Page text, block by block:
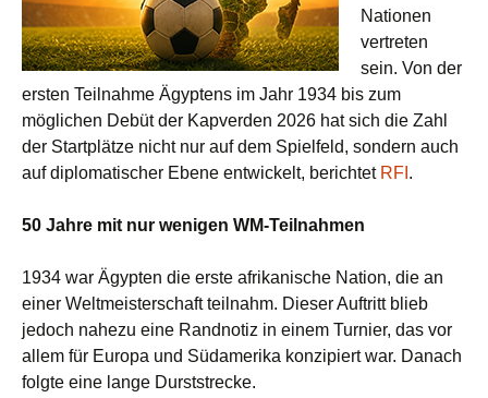
Nationen
vertreten
sein. Von der
ersten Teilnahme Ägyptens im Jahr 1934 bis zum
möglichen Debüt der Kapverden 2026 hat sich die Zahl
der Startplätze nicht nur auf dem Spielfeld, sondern auch
auf diplomatischer Ebene entwickelt, berichtet RFI .
50 Jahre mit nur wenigen WM-Teilnahmen
1934 war Ägypten die erste afrikanische Nation, die an
einer Weltmeisterschaft teilnahm. Dieser Auftritt blieb
jedoch nahezu eine Randnotiz in einem Turnier, das vor
allem für Europa und Südamerika konzipiert war. Danach
folgte eine lange Durststrecke.